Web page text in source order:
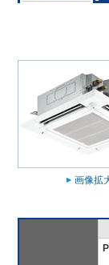
画像拡